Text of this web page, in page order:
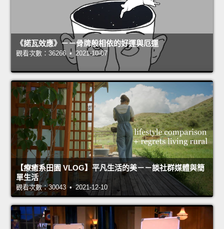
《諾瓦效應》－－骨牌般相依的好運與厄運
觀看次數：36266 • 2021-10-07
【療癒系田園 VLOG】平凡生活的美－－談社群媒體與簡
單生活
觀看次數：30043 • 2021-12-10